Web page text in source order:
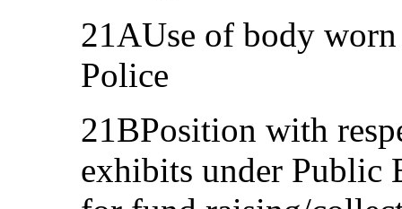
21AUse of body
Police
21BPosition with
exhibits under Public